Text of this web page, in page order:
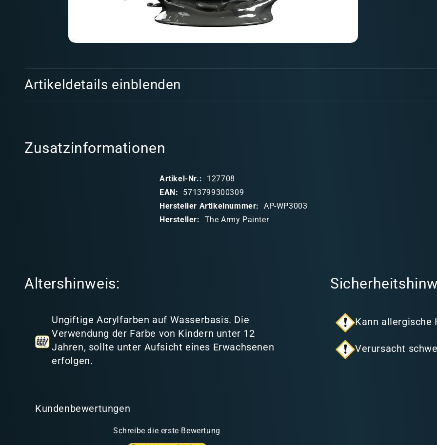
i
a
n
Artikeldetails einblenden
Zusatzinformationen
Artikel-Nr.:
127708
EAN:
5713799300309
Hersteller Artikelnummer:
AP-WP3003
Hersteller:
The Army Painter
Altershinweis:
Ungiftige Acrylfarben auf Wasserbasis. Die
Verwendung der Farbe von Kindern unter 12
Jahren, sollte unter Aufsicht eines Erwachsenen
erfolgen.
Kann allergische
Verursacht
Kundenbewertungen
Schreibe die erste Bewertung